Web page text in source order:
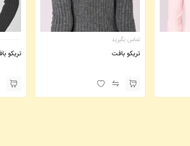
تماس بگیرید
تریکو بافت تریکو